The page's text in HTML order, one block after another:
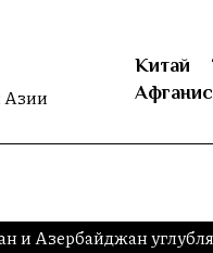
Азии
Китай
и Азербайджан